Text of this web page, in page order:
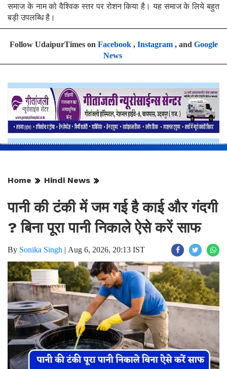
समाज के नाम को वैश्विक स्तर पर रोशन किया है। यह समाज के लिये बहुत
बड़ी उपलब्धि है।
Follow UdaipurTimes on Facebook, Instagram, and Google
News
Home Hindi News
पानी की टंकी में जम गई है काई और गंदगी
? बिना पूरा पानी निकाले ऐसे करें साफ
By Sonika Singh | Aug 6, 2026, 20:13 IST